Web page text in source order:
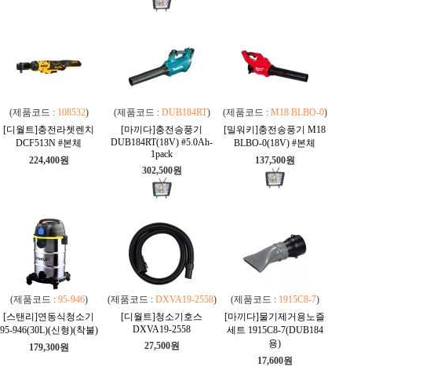
(제품코드 : 108532)
[디월트]충전라쳇렌치
DCF513N #본체
224,400원
(제품코드 : DUB184RT)
[마끼다]충전송풍기
DUB184RT(18V) #5.0Ah-
1pack
302,500원
(제품코드 : M18 BLBO-0)
[밀워키]충전송풍기 M18
BLBO-0(18V) #본체
137,500원
(제품코드 : 95-946)
[스탠리]연동식청소기
95-946(30L)(신형)(착불)
179,300원
(제품코드 : DXVA19-2558)
[디월트]청소기호스
DXVA19-2558
27,500원
(제품코드 : 1915C8-7)
[마끼다]물기제거용노즐
세트 1915C8-7(DUB184
용)
17,600원